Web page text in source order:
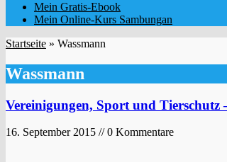
Mein Gratis-Ebook
Mein Online-Kurs Sambungan
Startseite » Wassmann
Wassmann
Vereinigungen, Sport und Tierschutz
16. September 2015 // 0 Kommentare